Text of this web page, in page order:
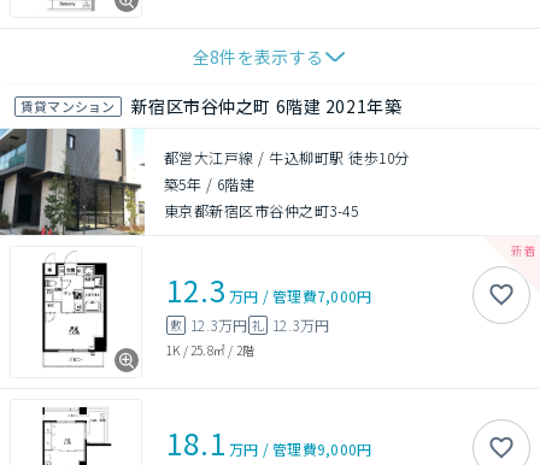
全8件を表示する
賃貸マンション 新宿区市谷仲之町 6階建 2021年築
都営大江戸線 / 牛込柳町駅 徒歩10分
築5年 / 6階建
東京都新宿区市谷仲之町3-45
12.3 万円 /管理費7,000円
敷 12.3万円 礼 12.3万円
1K / 25.8㎡ / 2階
18.1 万円 /管理費9,000円